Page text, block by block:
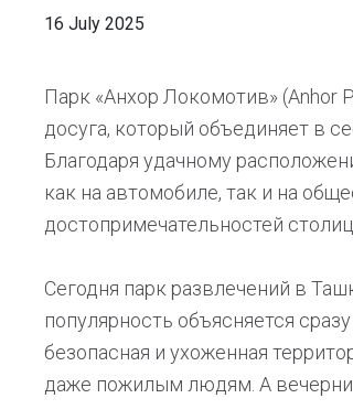
16 July 2025
Парк «Анхор Локомотив» (Anhor
досуга, который объединяет в
Благодаря удачному
как на автомобиле, так и на
достопримечательностей
Сегодня парк развлечений в
популярность объясняется
безопасная и ухоженная
даже пожилым людям. А